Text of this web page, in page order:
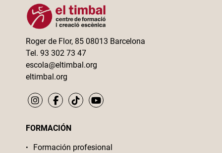
Roger de Flor, 85 08013 Barcelona
Tel. 93 302 73 47
escola@eltimbal.org
eltimbal.org
FORMACIÓN
Formación profesional